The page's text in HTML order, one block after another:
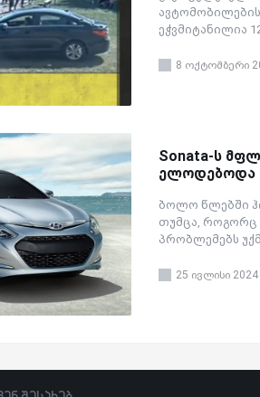
ავტომობილების
ეჭვმიტანილია
8 ოქტომბერი
Sonata-ს
ელოდებოდა
ბოლო წლებში
თუმცა, როგორც
პრობლემებს
25 ივლისი 2024